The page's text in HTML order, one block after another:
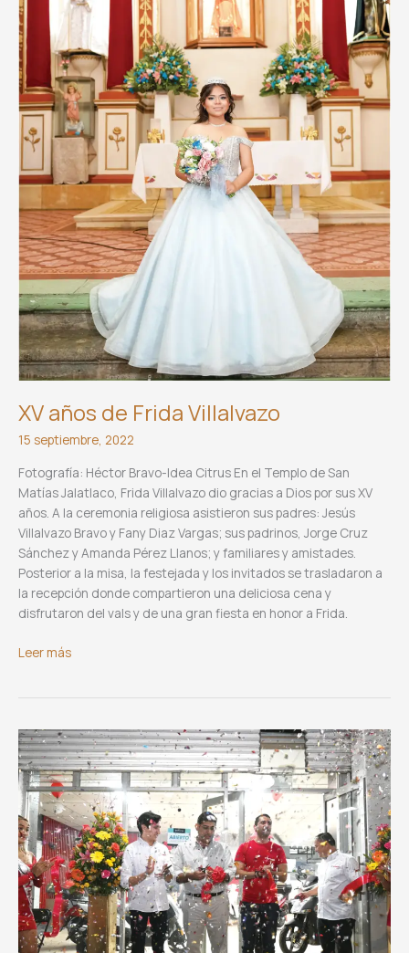
XV años de Frida Villalvazo
15 septiembre, 2022
Fotografía: Héctor Bravo-Idea Citrus En el Templo de San
Matías Jalatlaco, Frida Villalvazo dio gracias a Dios por sus XV
años. A la ceremonia religiosa asistieron sus padres: Jesús
Villalvazo Bravo y Fany Diaz Vargas; sus padrinos, Jorge Cruz
Sánchez y Amanda Pérez Llanos; y familiares y amistades.
Posterior a la misa, la festejada y los invitados se trasladaron a
la recepción donde compartieron una deliciosa cena y
disfrutaron del vals y de una gran fiesta en honor a Frida.
XV
Villalvazo
Leer más